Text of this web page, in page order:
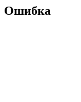
Ошибка